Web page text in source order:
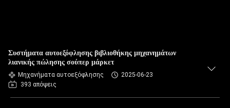
Συστήματα αυτοεξόφλησης βιβλιοθήκης μηχανημάτων
λιανικής πώλησης σούπερ μάρκετ
Μηχανήματα αυτοεξόφλησης
2025-06-23
393 απόψεις